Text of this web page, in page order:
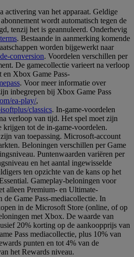
activering van het apparaat. Geldige
wordt automatisch tegen de
tenzij het is geannuleerd. Onderhevig
. Bestaande in aanmerking komende
worden bijgewerkt naar
conversion. Voordelen verschillen per
De gamecollectie varieert na verloop
en Xbox Game Pass-
. Voor meer informatie over
inbegrepen bij Xbox Game Pass
ea-play/,
classics. In-game-voordelen
verloop van tijd. Het spel moet zijn
krijgen tot de in-game-voordelen.
van toepassing. Microsoft-account
Beloningen verschillen per Game
Puntenwaarden variëren per
en het aantal ingewisselde
ten opzichte van de kans op het
Gameplay-beloningen voor
alleen Premium- en Ultimate-
de Game Pass-mediacollectie. In
in de Microsoft Store (online, of op
met Xbox. De waarde van
20% korting op de aankoopprijs van
Pass mediacollectie, plus 10% van
punten en tot 4% van de
het Rewards niveau.